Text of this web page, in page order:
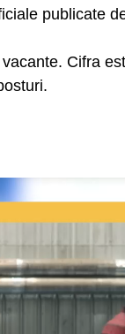
publicate
Cifra